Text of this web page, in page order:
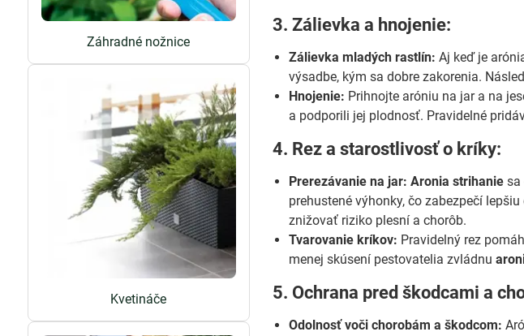
3. Zálievka a hnojenie:
Zálievka mladých rastlín: Aj keď je
výsadbe, kým sa dobre zakorenia.
Hnojenie: Prihnojte aróniu na jar a na
a podporili jej plodnosť. Pravidelné
4. Rez a starostlivosť o kríky:
Prerezávanie na jar: Aronia strihanie sa
prehustené výhonky, čo zabezpečí
znižovať riziko plesní a chorôb.
Tvarovanie kríkov: Pravidelný rez
menej skúsení pestovatelia zvládnu
5. Ochrana pred škodcami a
Odolnosť voči chorobám a škodcom:
Záhradné nožnice
Kvetináče